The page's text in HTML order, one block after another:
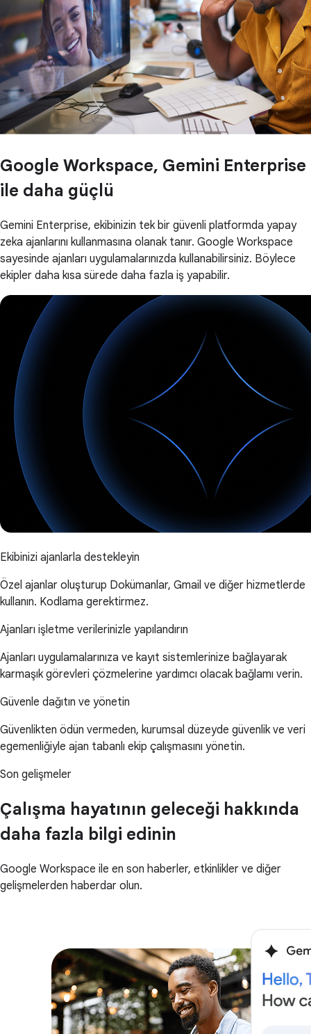
Google Workspace, Gemini Enterprise
ile daha güçlü
Gemini Enterprise, ekibinizin tek bir güvenli platformda yapay
zeka ajanlarını kullanmasına olanak tanır. Google Workspace
sayesinde ajanları uygulamalarınızda kullanabilirsiniz. Böylece
ekipler daha kısa sürede daha fazla iş yapabilir.
Ekibinizi ajanlarla destekleyin
Özel ajanlar oluşturup Dokümanlar, Gmail ve diğer hizmetlerde
kullanın. Kodlama gerektirmez.
Ajanları işletme verilerinizle yapılandırın
Ajanları uygulamalarınıza ve kayıt sistemlerinize bağlayarak
karmaşık görevleri çözmelerine yardımcı olacak bağlamı verin.
Güvenle dağıtın ve yönetin
Güvenlikten ödün vermeden, kurumsal düzeyde güvenlik ve veri
egemenliğiyle ajan tabanlı ekip çalışmasını yönetin.
Son gelişmeler
Çalışma hayatının geleceği hakkında
daha fazla bilgi edinin
Google Workspace ile en son haberler, etkinlikler ve diğer
gelişmelerden haberdar olun.